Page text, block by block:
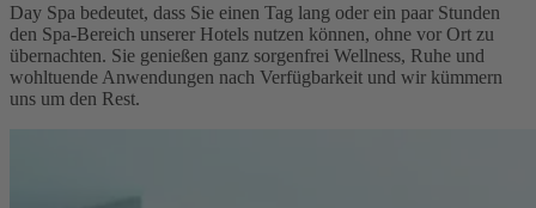
Day Spa bedeutet, dass Sie einen Tag lang oder ein paar Stunden
den Spa-Bereich unserer Hotels nutzen können, ohne vor Ort zu
übernachten. Sie genießen ganz sorgenfrei Wellness, Ruhe und
wohltuende Anwendungen nach Verfügbarkeit und wir kümmern
uns um den Rest.